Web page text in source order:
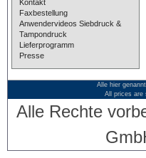
Kontakt
Faxbestellung
Anwendervideos Siebdruck &
Tampondruck
Lieferprogramm
Presse
Alle hier
All prices are
Alle Rechte